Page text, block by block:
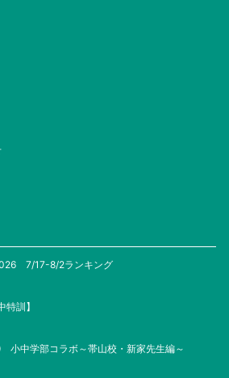
7/17-8/2ランキング
訓】
中学部コラボ～帯山校・新家先生編～